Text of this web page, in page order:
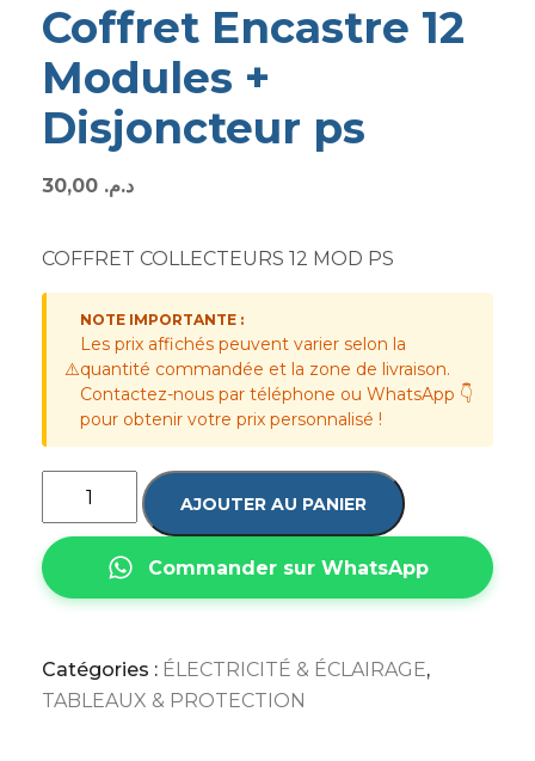
Coffret Encastre 12
Modules +
Disjoncteur ps
د.م.
COFFRET COLLECTEURS 12 MOD PS
⚠️
NOTE IMPORTANTE :
Les prix affichés peuvent varier selon la
quantité commandée et la zone de livraison.
Contactez-nous par téléphone ou WhatsApp 👇
pour obtenir votre prix personnalisé !
AJOUTER AU PANIER
Commander sur WhatsApp
Catégories : ÉLECTRICITÉ & ÉCLAIRAGE,
TABLEAUX & PROTECTION